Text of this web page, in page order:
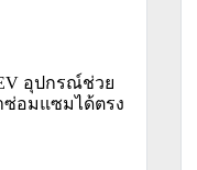
อุปกรณ์ช่วย
ซ่อมแซมได้ตรง